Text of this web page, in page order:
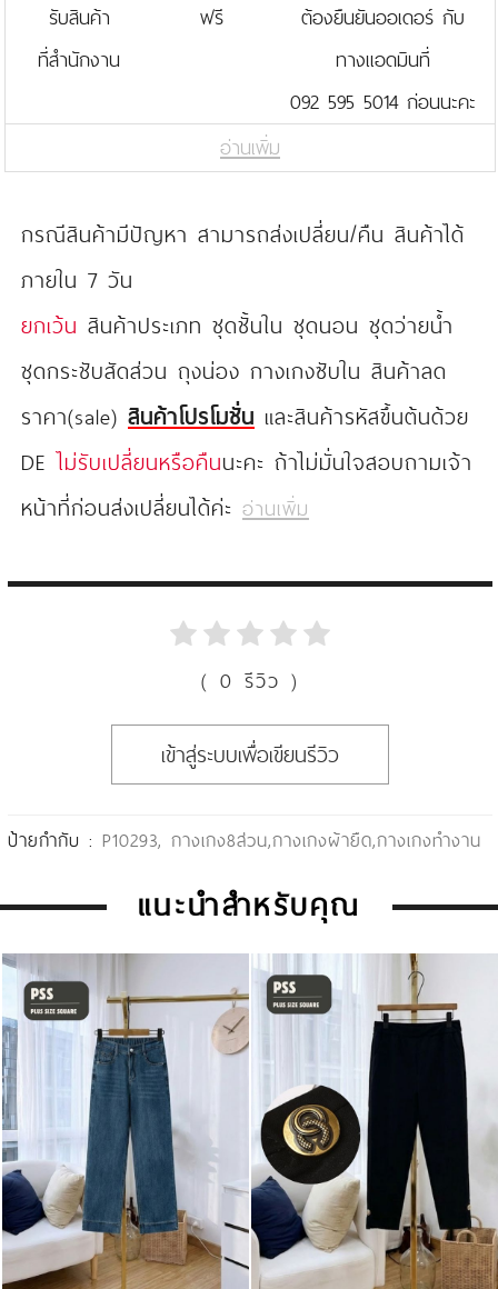
รับสินค้า
ที่สำนักงาน
ฟรี
ต้องยืนยันออเดอร์ กับ
ทางแอดมินที่
092 595 5014 ก่อนนะคะ
อ่านเพิ่ม
กรณีสินค้ามีปัญหา สามารถส่งเปลี่ยน/คืน สินค้าได้
ภายใน 7 วัน
ยกเว้น สินค้าประเภท ชุดชั้นใน ชุดนอน ชุดว่ายน้ำ
ชุดกระชับสัดส่วน ถุงน่อง กางเกงซับใน สินค้าลด
ราคา(sale) สินค้าโปรโมชั่น และสินค้ารหัสขึ้นต้นด้วย
DE ไม่รับเปลี่ยนหรือคืนนะคะ ถ้าไม่มั่นใจสอบถามเจ้า
หน้าที่ก่อนส่งเปลี่ยนได้ค่ะ อ่านเพิ่ม
( 0 รีวิว )
เข้าสู่ระบบเพื่อเขียนรีวิว
ป้ายกำกับ :P10293,กางเกง8ส่วน,กางเกงผ้ายืด,กางเกงทำงาน
แนะนำสำหรับคุณ